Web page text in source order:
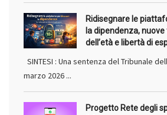
Ridisegnare le
la dipendenza,
dell’età e libertà di
SINTESI : Una sentenza del Tribunale
marzo 2026 ...
Progetto Rete degli